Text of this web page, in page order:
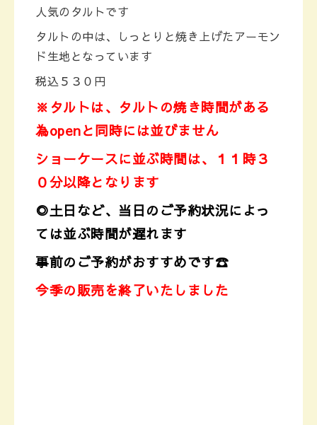
人気のタルトです
タルトの中は、しっとりと焼き上げたアーモン
ド生地となっています
税込５３０円
※タルトは、タルトの焼き時間がある
為openと同時には並びません
ショーケースに並ぶ時間は、１１時３
０分以降となります
◎土日など、当日のご予約状況によっ
ては並ぶ時間が遅れます
事前のご予約がおすすめです☎
今季の販売を終了いたしました